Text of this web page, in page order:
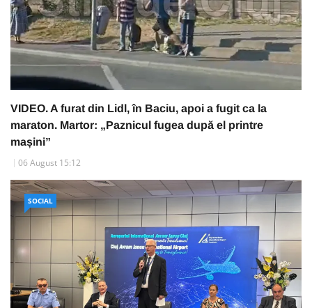
VIDEO. A furat din Lidl, în Baciu, apoi a fugit ca la
maraton. Martor: „Paznicul fugea după el printre
mașini”
06 August 15:12
SOCIAL